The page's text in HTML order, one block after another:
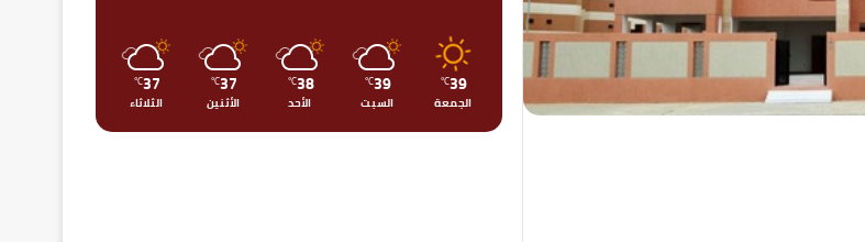
39
℃
الجمعة
39
℃
السبت
38
℃
الأحد
37
℃
الأثنين
37
℃
الثلاثاء